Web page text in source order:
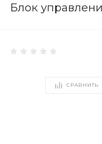
Блок
СРАВНИТЬ